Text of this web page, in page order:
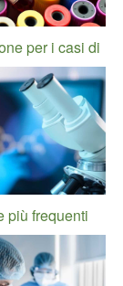
per i casi di
più frequenti